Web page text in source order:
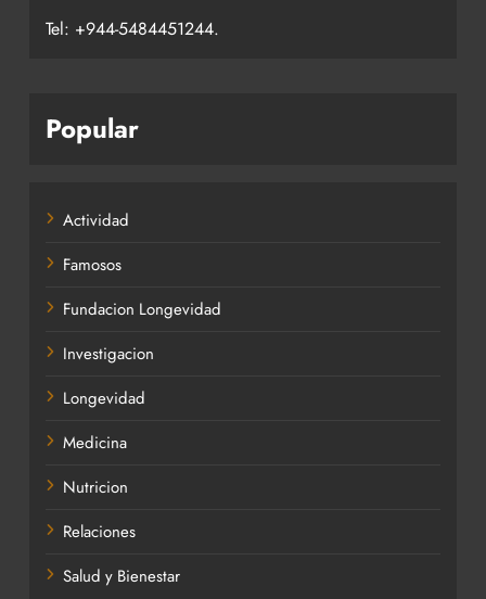
Tel: +944-5484451244.
Popular
Actividad
Famosos
Fundacion Longevidad
Investigacion
Longevidad
Medicina
Nutricion
Relaciones
Salud y Bienestar